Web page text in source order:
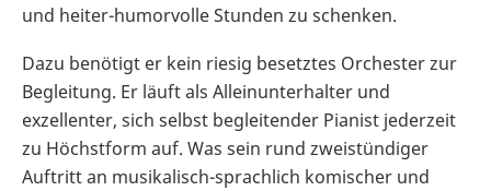
und heiter-humorvolle Stunden zu schenken.
Dazu benötigt er kein riesig besetztes Orchester zur
Begleitung. Er läuft als Alleinunterhalter und
exzellenter, sich selbst begleitender Pianist jederzeit
zu Höchstform auf. Was sein rund zweistündiger
Auftritt an musikalisch-sprachlich komischer und